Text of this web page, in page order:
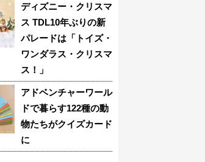
ディズニー・クリスマ
ス TDL10年ぶりの新
パレードは「トイズ・
ワンダラス・クリスマ
ス！」
アドベンチャーワール
ドで暮らす122種の動
物たちがクイズカード
に